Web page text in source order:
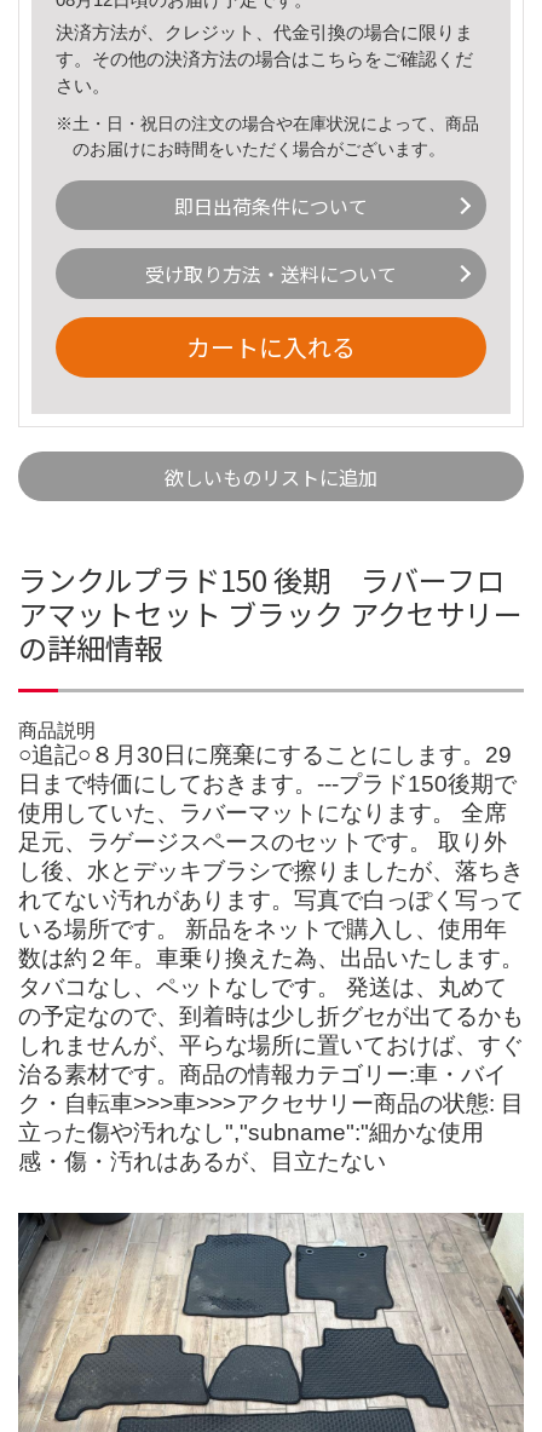
決済方法が、クレジット、代金引換の場合に限りま
す。その他の決済方法の場合はこちら をご確認くだ
さい。
※土・日・祝日の注文の場合や在庫状況によって、商品
のお届けにお時間をいただく場合がございます。
即日出荷条件について
受け取り方法・送料について
カートに入れる
欲しいものリストに追加
ランクルプラド150 後期 ラバーフロ
アマットセット ブラック アクセサリー
の詳細情報
商品説明
○追記○８月30日に廃棄にすることにします。29
日まで特価にしておきます。---プラド150後期で
使用していた、ラバーマットになります。 全席
足元、ラゲージスペースのセットです。 取り外
し後、水とデッキブラシで擦りましたが、落ちき
れてない汚れがあります。写真で白っぽく写って
いる場所です。 新品をネットで購入し、使用年
数は約２年。車乗り換えた為、出品いたします。
タバコなし、ペットなしです。 発送は、丸めて
の予定なので、到着時は少し折グセが出てるかも
しれませんが、平らな場所に置いておけば、すぐ
治る素材です。商品の情報カテゴリー:車・バイ
ク・自転車>>>車>>>アクセサリー商品の状態: 目
立った傷や汚れなし","subname":"細かな使用
感・傷・汚れはあるが、目立たない